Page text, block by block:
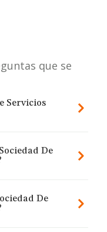
que se
Servicios
De
De